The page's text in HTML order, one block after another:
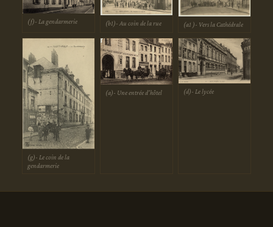
(f)- La gendarmerie (b1)- Au coin de la rue (a1 )- Vers la Cathédrale
(g)- Le coin de la
gendarmerie
(a)- Une entrée d'hôtel (d)- Le lycée